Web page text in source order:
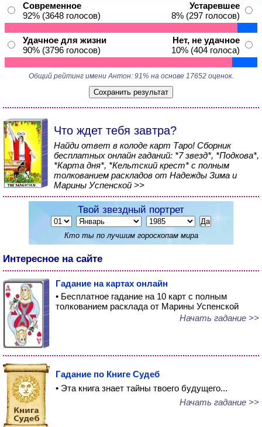
Современное
92% (3648 голосов)
Устаревшее
8% (297 голосов)
Удачное для жизни
90% (3796 голосов)
Нет, не удачное
10% (404 голоса)
Общий рейтинг имени Антон: 91% на основе 17652 оценок.
Что ждет тебя завтра?
Найди ответ в колоде карт Таро! Сборник
бесплатных онлайн гаданий: *7 звезд*, *Подкова*,
*Карта дня*, *Кельтский крест* с полным
толкованием раскладов от Надежды Зима и
Марины Успенской >>
Твой звездный портрет
Кто ты по лучшим гороскопам мира
Интересное на сайте
Гадание на картах онлайн
• Бесплатное гадание на 10 карт с полным
толкованием расклада от Марины Успенской
Начать гадание >>
Гадание по Книге Судеб
• Эта книга знает тайны твоего будущего...
Начать гадание >>